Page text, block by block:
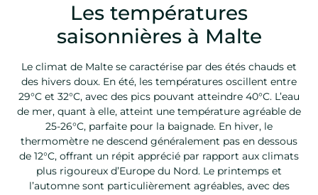
Les températures
saisonnières à Malte
Le climat de Malte se caractérise par des étés chauds et
des hivers doux. En été, les températures oscillent entre
29°C et 32°C, avec des pics pouvant atteindre 40°C. L’eau
de mer, quant à elle, atteint une température agréable de
25-26°C, parfaite pour la baignade. En hiver, le
thermomètre ne descend généralement pas en dessous
de 12°C, offrant un répit apprécié par rapport aux climats
plus rigoureux d’Europe du Nord. Le printemps et
l’automne sont particulièrement agréables, avec des